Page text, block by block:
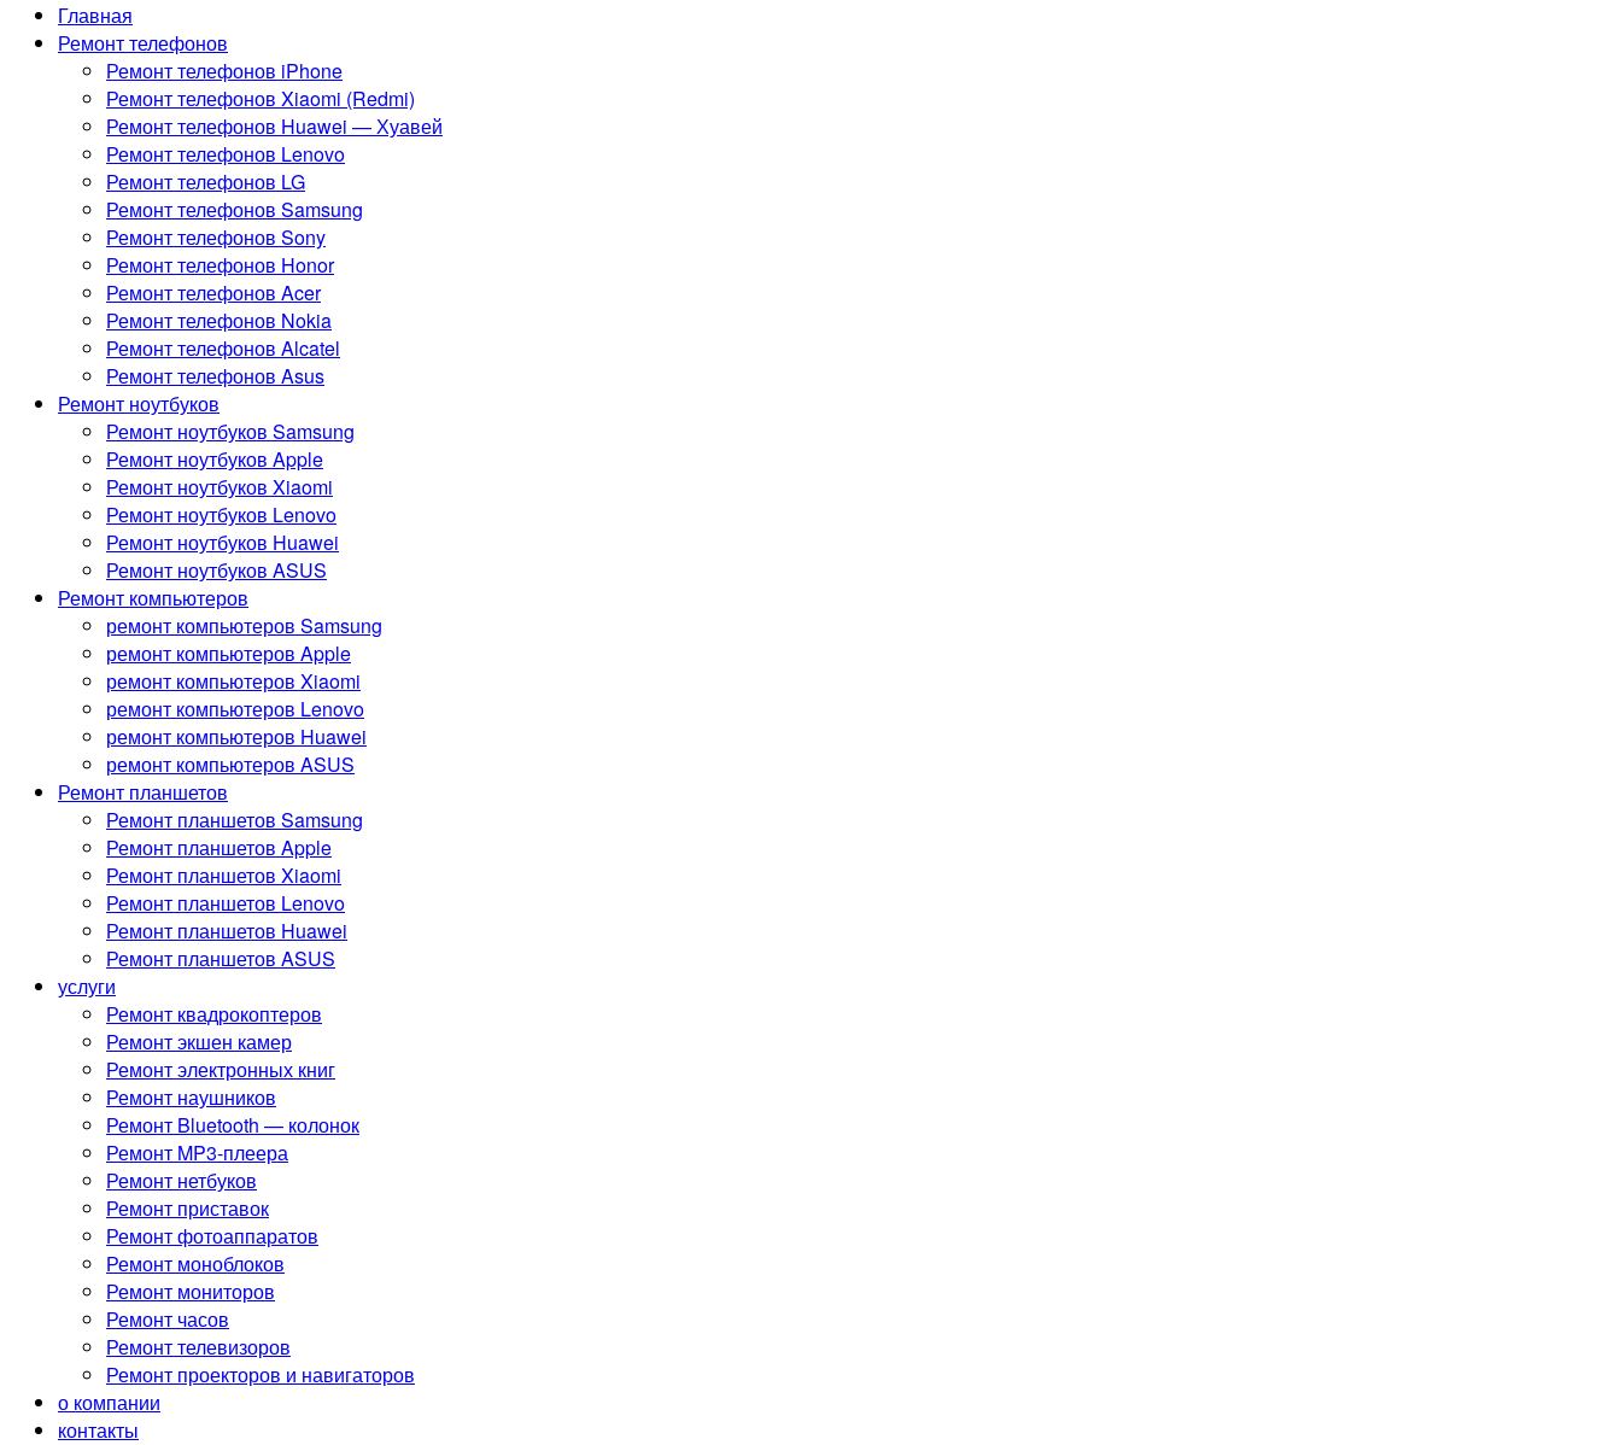
Главная
Ремонт телефонов
Ремонт телефонов iPhone
Ремонт телефонов Xiaomi (Redmi)
Ремонт телефонов Huawei — Хуавей
Ремонт телефонов Lenovo
Ремонт телефонов LG
Ремонт телефонов Samsung
Ремонт телефонов Sony
Ремонт телефонов Honor
Ремонт телефонов Acer
Ремонт телефонов Nokia
Ремонт телефонов Alcatel
Ремонт телефонов Asus
Ремонт ноутбуков
Ремонт ноутбуков Samsung
Ремонт ноутбуков Apple
Ремонт ноутбуков Xiaomi
Ремонт ноутбуков Lenovo
Ремонт ноутбуков Huawei
Ремонт ноутбуков ASUS
Ремонт компьютеров
ремонт компьютеров Samsung
ремонт компьютеров Apple
ремонт компьютеров Xiaomi
ремонт компьютеров Lenovo
ремонт компьютеров Huawei
ремонт компьютеров ASUS
Ремонт планшетов
Ремонт планшетов Samsung
Ремонт планшетов Apple
Ремонт планшетов Xiaomi
Ремонт планшетов Lenovo
Ремонт планшетов Huawei
Ремонт планшетов ASUS
услуги
Ремонт квадрокоптеров
Ремонт экшен камер
Ремонт электронных книг
Ремонт наушников
Ремонт Bluetooth — колонок
Ремонт MP3-плеера
Ремонт нетбуков
Ремонт приставок
Ремонт фотоаппаратов
Ремонт моноблоков
Ремонт мониторов
Ремонт часов
Ремонт телевизоров
Ремонт проекторов и навигаторов
о компании
контакты